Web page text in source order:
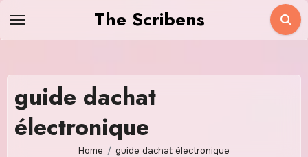
The Scribens
guide dachat
électronique
Home guide dachat électronique